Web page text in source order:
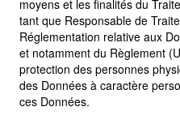
moyens et les finalités du
tant que Responsable de
Réglementation relative aux
et notamment du Règlement
protection des personnes
des Données à caractère
ces Données.